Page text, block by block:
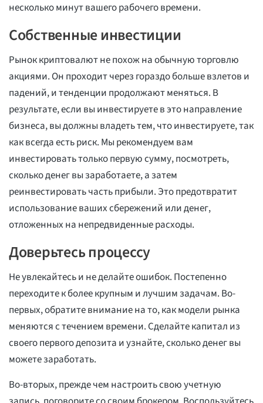
несколько минут вашего рабочего времени.
Собственные инвестиции
Рынок криптовалют не похож на обычную торговлю
акциями. Он проходит через гораздо больше взлетов и
падений, и тенденции продолжают меняться. В
результате, если вы инвестируете в это направление
бизнеса, вы должны владеть тем, что инвестируете, так
как всегда есть риск. Мы рекомендуем вам
инвестировать только первую сумму, посмотреть,
сколько денег вы заработаете, а затем
реинвестировать часть прибыли. Это предотвратит
использование ваших сбережений или денег,
отложенных на непредвиденные расходы.
Доверьтесь процессу
Не увлекайтесь и не делайте ошибок. Постепенно
переходите к более крупным и лучшим задачам. Во-
первых, обратите внимание на то, как модели рынка
меняются с течением времени. Сделайте капитал из
своего первого депозита и узнайте, сколько денег вы
можете заработать.
Во-вторых, прежде чем настроить свою учетную